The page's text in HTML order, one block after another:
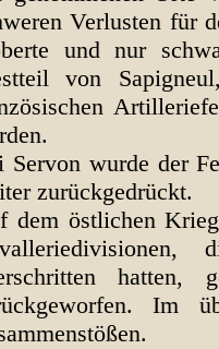
Verlusten für
und nur
von
Servon wurde der
zurückgedrückt.
dem östlichen
hatten,
Im